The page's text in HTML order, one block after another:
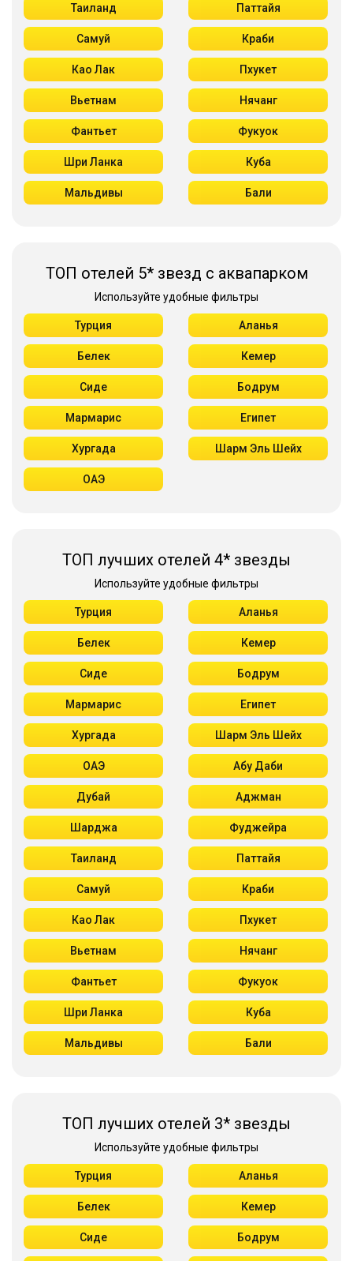
Таиланд Паттайя
Самуй Краби
Као Лак Пхукет
Вьетнам Нячанг
Фантьет Фукуок
Шри Ланка Куба
Мальдивы Бали
ТОП отелей 5* звезд с аквапарком
Используйте удобные фильтры
Турция Аланья
Белек Кемер
Сиде Бодрум
Мармарис Египет
Хургада Шарм Эль Шейх
ОАЭ
ТОП лучших отелей 4* звезды
Используйте удобные фильтры
Турция Аланья
Белек Кемер
Сиде Бодрум
Мармарис Египет
Хургада Шарм Эль Шейх
ОАЭ Абу Даби
Дубай Аджман
Шарджа Фуджейра
Таиланд Паттайя
Самуй Краби
Као Лак Пхукет
Вьетнам Нячанг
Фантьет Фукуок
Шри Ланка Куба
Мальдивы Бали
ТОП лучших отелей 3* звезды
Используйте удобные фильтры
Турция Аланья
Белек Кемер
Сиде Бодрум